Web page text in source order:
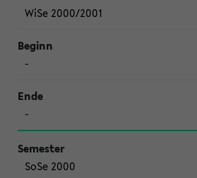
WiSe 2000/2001
-
-
SoSe 2000